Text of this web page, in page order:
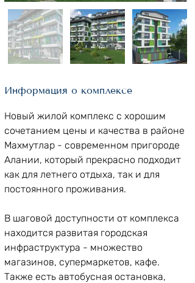
Информация о комплексе
Новый жилой комплекс с хорошим
сочетанием цены и качества в районе
Махмутлар - современном пригороде
Алании, который прекрасно подходит
как для летнего отдыха, так и для
постоянного проживания.
В шаговой доступности от комплекса
находится развитая городская
инфраструктура - множество
магазинов, супермаркетов, кафе.
Также есть автобусная остановка,